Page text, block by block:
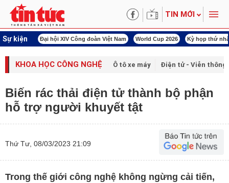
TIN MỚI
Sự kiện
ngày đêm Đại hội XIV Công đoàn Việt Nam World Cup 2026 Kỳ họp thứ
KHOA HỌC CÔNG NGHỆ Ô tô xe máy Điện tử - Viễn thông
Biến rác thải điện tử thành bộ phận
hỗ trợ người khuyết tật
Thứ Tư, 08/03/2023 21:09
Trong thế giới công nghệ không ngừng cải tiến,